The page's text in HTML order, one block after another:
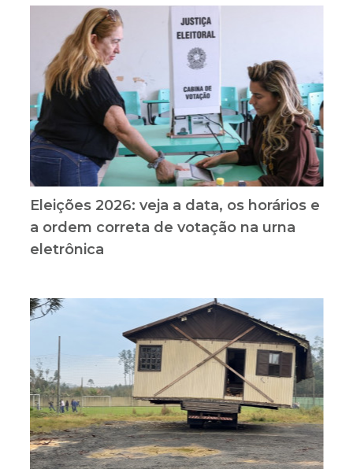
Eleições 2026: veja a data, os horários e
a ordem correta de votação na urna
eletrônica